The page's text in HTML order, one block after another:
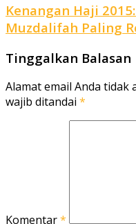
Kenangan Haji
Muzdalifah Paling
Tinggalkan Balasan
Alamat email Anda tidak
wajib ditandai *
Komentar*